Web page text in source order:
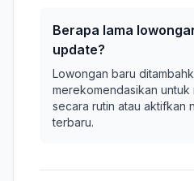
Berapa lama
update?
Lowongan baru
merekomendasikan
secara rutin atau aktifkan
terbaru.